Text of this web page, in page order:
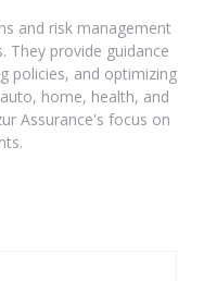
and risk management
They provide guidance
policies, and optimizing
home, health, and
Assurance's focus on